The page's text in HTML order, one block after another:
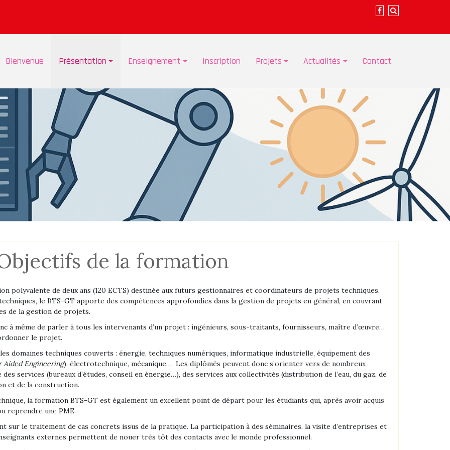
Bienvenue Présentation Enseignement Inscription Projets Actualités Contact
de la formation
polyvalente de deux ans (120 ECTS) destinée aux futurs gestionnaires et coordinateurs de projets techniques.
le BTS-GT apporte des compétences approfondies dans la gestion de projets en général, en couvrant
de la gestion de projets.
à même de parler à tous les intervenants d’un projet : ingénieurs, sous-traitants, fournisseurs, maître d’œuvre…
le projet.
domaines techniques couverts : énergie, techniques numériques, informatique industrielle, équipement des
Aided Engineering), électrotechnique, mécanique… Les diplômés peuvent donc s’orienter vers de nombreux
services (bureaux d’études, conseil en énergie…), des services aux collectivités (distribution de l’eau, du gaz, de
et de la construction.
la formation BTS-GT est également un excellent point de départ pour les étudiants qui, après avoir acquis
reprendre une PME.
sur le traitement de cas concrets issus de la pratique. La participation à des séminaires, la visite d’entreprises et
externes permettent de nouer très tôt des contacts avec le monde professionnel.